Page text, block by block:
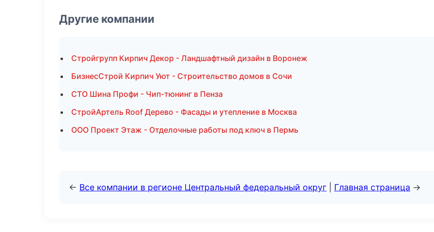
Другие компании
Стройгрупп Кирпич Декор - Ландшафтный дизайн в Воронеж
БизнесСтрой Кирпич Уют - Строительство домов в Сочи
СТО Шина Профи - Чип-тюнинг в Пенза
СтройАртель Roof Дерево - Фасады и утепление в Москва
ООО Проект Этаж - Отделочные работы под ключ в Пермь
← Все компании в регионе Центральный федеральный округ Главная страница →